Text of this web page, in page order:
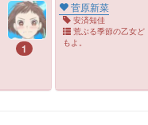
1
菅原新菜
安済知佳
荒ぶる季節の乙女ど
もよ。